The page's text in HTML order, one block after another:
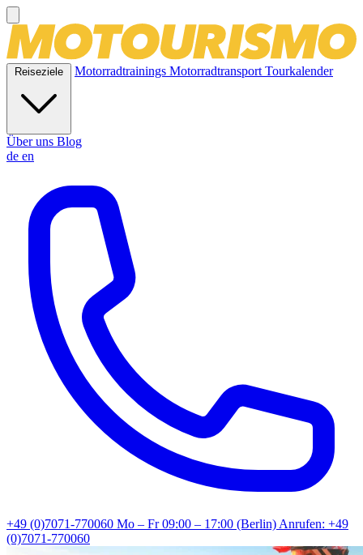
Reiseziele Motorradtrainings MotorradtransportTourkalender
Über uns Blog
de en
+49 (0)7071-770060 Mo – Fr 09:00 – 17:00 (Berlin)Anrufen: +49
(0)7071-770060